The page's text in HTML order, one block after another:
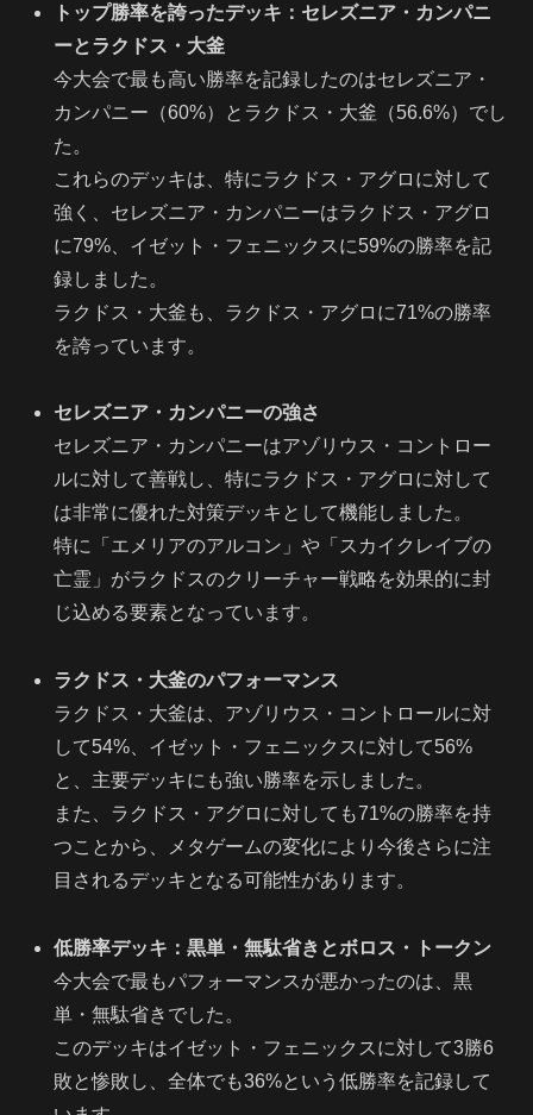
トップ勝率を誇ったデッキ：セレズニア・カンパニ
ーとラクドス・大釜
今大会で最も高い勝率を記録したのはセレズニア・
カンパニー（60%）とラクドス・大釜（56.6%）でし
た。
これらのデッキは、特にラクドス・アグロに対して
強く、セレズニア・カンパニーはラクドス・アグロ
に79%、イゼット・フェニックスに59%の勝率を記
録しました。
ラクドス・大釜も、ラクドス・アグロに71%の勝率
を誇っています。
セレズニア・カンパニーの強さ
セレズニア・カンパニーはアゾリウス・コントロー
ルに対して善戦し、特にラクドス・アグロに対して
は非常に優れた対策デッキとして機能しました。
特に「エメリアのアルコン」や「スカイクレイブの
亡霊」がラクドスのクリーチャー戦略を効果的に封
じ込める要素となっています。
ラクドス・大釜のパフォーマンス
ラクドス・大釜は、アゾリウス・コントロールに対
して54%、イゼット・フェニックスに対して56%
と、主要デッキにも強い勝率を示しました。
また、ラクドス・アグロに対しても71%の勝率を持
つことから、メタゲームの変化により今後さらに注
目されるデッキとなる可能性があります。
低勝率デッキ：黒単 ・無駄省きとボロス・トークン
今大会で最もパフォーマンスが悪かったのは、黒
単・無駄省きでした。
このデッキはイゼット・フェニックスに対して3勝6
敗と惨敗し、全体でも36%という低勝率を記録して